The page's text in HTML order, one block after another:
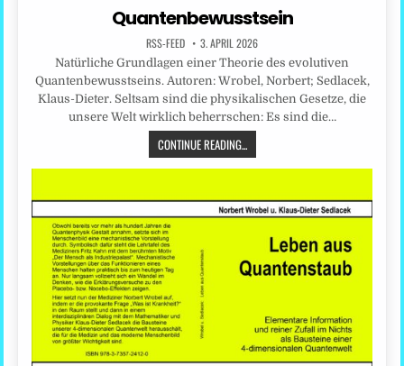
Quantenbewusstsein
RSS-FEED 3. APRIL 2026
Natürliche Grundlagen einer Theorie des evolutiven
Quantenbewusstseins. Autoren: Wrobel, Norbert; Sedlacek,
Klaus-Dieter. Seltsam sind die physikalischen Gesetze, die
unsere Welt wirklich beherrschen: Es sind die…
CONTINUE READING...